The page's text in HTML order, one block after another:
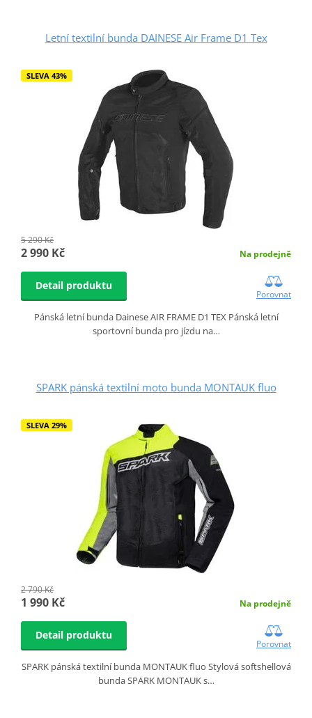
Letní textilní bunda DAINESE Air Frame D1 Tex
SLEVA 43%
5 290 Kč
2 990 Kč Na prodejně
Detail produktu
Porovnat
Pánská letní bunda Dainese AIR FRAME D1 TEX Pánská letní
sportovní bunda pro jízdu na…
SPARK pánská textilní moto bunda MONTAUK fluo
SLEVA 29%
2 790 Kč
1 990 Kč Na prodejně
Detail produktu
Porovnat
SPARK pánská textilní bunda MONTAUK fluo Stylová softshellová
bunda SPARK MONTAUK s…